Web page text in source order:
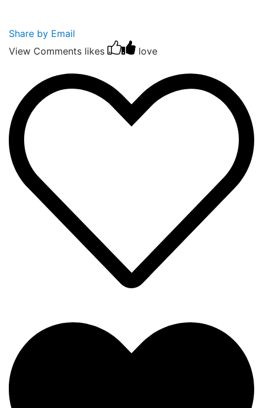
Share by Email
View Comments likes love